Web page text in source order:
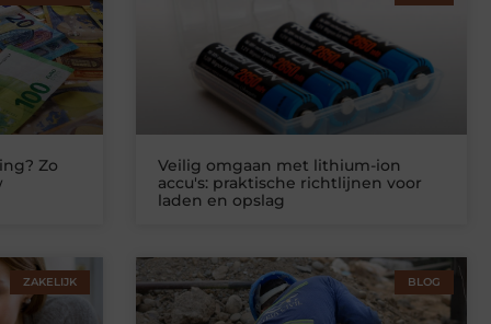
Zo
Veilig omgaan met lithium-ion
accu's: praktische richtlijnen voor
laden en opslag
ZAKELIJK BLOG